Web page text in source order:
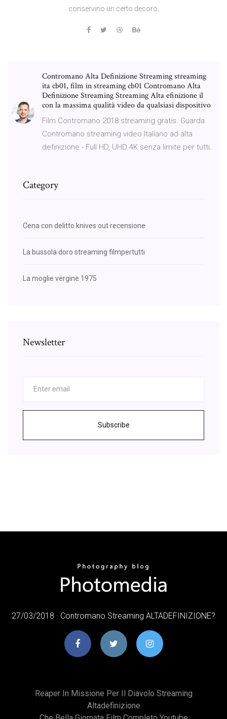
conservino un certo decoro.
Contromano Alta Definizione Streaming streaming
ita cb01, film in streaming cb01 Contromano Alta
Definizione Streaming Streaming Alta efinizione il
con la massima qualità video da qualsiasi dispositivo
Film Contromano 2018 streaming gratis. Guarda
Contromano streaming video Italiano ad alta
definizione - Full HD, UHD 4K senza limite per tutti.
Category
Cena con delitto knives out recensione
La bussola doro streaming filmpertutti
La moglie vergine 1975
Newsletter
Subscribe
27/03/2018 · Contromano Streaming ALTADEFINIZIONE?
Reaper In Missione Per Il Diavolo Streaming
Altadefinizione